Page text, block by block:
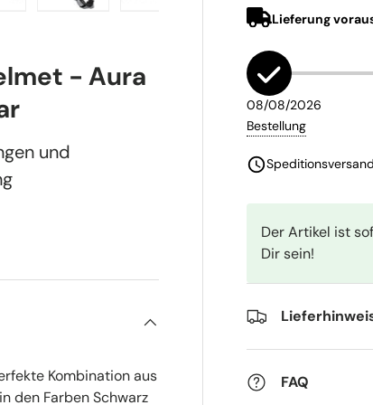
Bild 6 in Galerieansicht laden
Bild 7 in Galerieansicht laden
Bild 8 in Bild 9
Der Artikel ist
Dir sein!
FAQ
- Aura
und
Kombination aus
den Farben Schwarz